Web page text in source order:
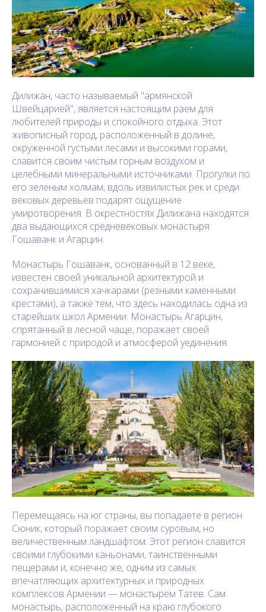
Дилижан, часто называемый "армянской
Швейцарией", является настоящим раем для
любителей природы и спокойного отдыха. Этот
живописный город, расположенный в долине,
окруженной густыми лесами и высокими горами,
славится своим чистым горным воздухом и
целебными минеральными источниками. Прогулки по
его зеленым холмам, вдоль извилистых рек и среди
вековых деревьев подарят ощущение
умиротворения. В окрестностях Дилижана находятся
два выдающихся средневековых монастыря:
Гошаванк и Агарцин.
Монастырь Гошаванк, основанный в 12 веке,
известен своей уникальной архитектурой и
сохранившимися хачкарами (резными каменными
крестами), а также тем, что здесь находилась одна из
старейших школ Армении. Монастырь Агарцин,
спрятанный в лесной чаще, поражает своей
гармонией с природой и атмосферой уединения.
Перемещаясь на юг страны, вы попадаете в регион
Сюник, который поражает своим суровым, но
величественным ландшафтом. Этот регион славится
своими глубокими каньонами, таинственными
пещерами и, конечно же, одним из самых
впечатляющих архитектурных и природных
комплексов Армении — монастырем Татев. Сам
монастырь, расположенный на краю глубокого